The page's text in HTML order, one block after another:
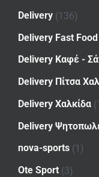
Delivery (136)
Delivery Fast
Delivery Καφέ -
Delivery Πίτσα
Delivery Χαλκίδα
Delivery
nova-sports (1)
Ote Sport (3)